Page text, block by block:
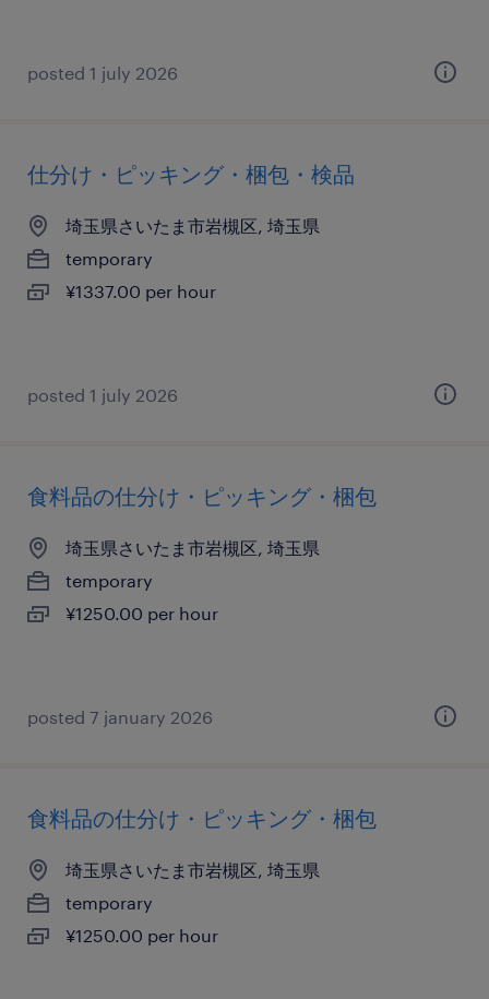
posted 1 july 2026
仕分け・ピッキング・梱包・検品
埼玉県さいたま市岩槻区, 埼玉県
temporary
¥1337.00 per hour
posted 1 july 2026
食料品の仕分け・ピッキング・梱包
埼玉県さいたま市岩槻区, 埼玉県
temporary
¥1250.00 per hour
posted 7 january 2026
食料品の仕分け・ピッキング・梱包
埼玉県さいたま市岩槻区, 埼玉県
temporary
¥1250.00 per hour